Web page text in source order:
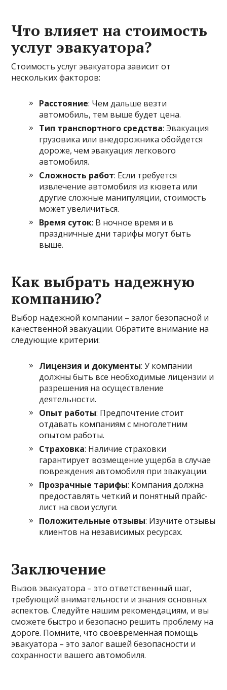
Что влияет на стоимость
услуг эвакуатора?
Стоимость услуг эвакуатора зависит от
нескольких факторов:
Расстояние: Чем дальше везти
автомобиль, тем выше будет цена.
Тип транспортного средства: Эвакуация
грузовика или внедорожника обойдется
дороже, чем эвакуация легкового
автомобиля.
Сложность работ: Если требуется
извлечение автомобиля из кювета или
другие сложные манипуляции, стоимость
может увеличиться.
Время суток: В ночное время и в
праздничные дни тарифы могут быть
выше.
Как выбрать надежную
компанию?
Выбор надежной компании – залог безопасной и
качественной эвакуации. Обратите внимание на
следующие критерии:
Лицензия и документы: У компании
должны быть все необходимые лицензии и
разрешения на осуществление
деятельности.
Опыт работы: Предпочтение стоит
отдавать компаниям с многолетним
опытом работы.
Страховка: Наличие страховки
гарантирует возмещение ущерба в случае
повреждения автомобиля при эвакуации.
Прозрачные тарифы: Компания должна
предоставлять четкий и понятный прайс-
лист на свои услуги.
Положительные отзывы: Изучите отзывы
клиентов на независимых ресурсах.
Заключение
Вызов эвакуатора – это ответственный шаг,
требующий внимательности и знания основных
аспектов. Следуйте нашим рекомендациям, и вы
сможете быстро и безопасно решить проблему на
дороге. Помните, что своевременная помощь
эвакуатора – это залог вашей безопасности и
сохранности вашего автомобиля.